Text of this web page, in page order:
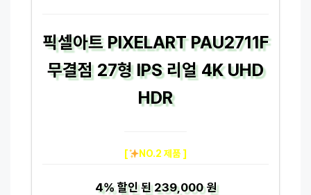
픽셀아트 PIXELART PAU2711F
무결점 27형 IPS 리얼 4K UHD
HDR
[ NO.2 제품 ]
4%할인 된239,000 원